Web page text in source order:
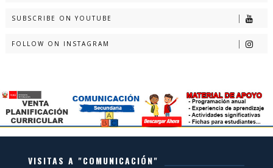
SUBSCRIBE ON YOUTUBE
FOLLOW ON INSTAGRAM
VISITAS A "COMUNICACIÓN"